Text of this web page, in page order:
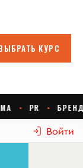
Войти